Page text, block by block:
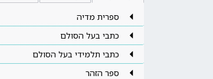
ספרית מדיה
כתבי בעל הסולם
כתבי תלמידי בעל הסולם
ספר הזהר